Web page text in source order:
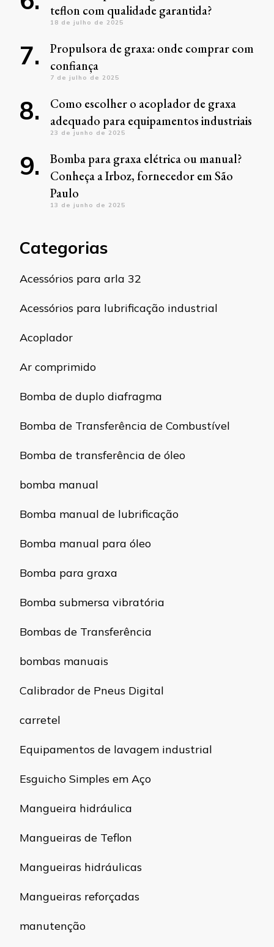
teflon com qualidade garantida?
18 de julho de 2025
Propulsora de graxa: onde comprar com
confiança
7 de julho de 2025
Como escolher o acoplador de graxa
adequado para equipamentos industriais
23 de junho de 2025
Bomba para graxa elétrica ou manual?
Conheça a Irboz, fornecedor em São
Paulo
13 de junho de 2025
Categorias
Acessórios para arla 32
Acessórios para lubrificação industrial
Acoplador
Ar comprimido
Bomba de duplo diafragma
Bomba de Transferência de Combustível
Bomba de transferência de óleo
bomba manual
Bomba manual de lubrificação
Bomba manual para óleo
Bomba para graxa
Bomba submersa vibratória
Bombas de Transferência
bombas manuais
Calibrador de Pneus Digital
carretel
Equipamentos de lavagem industrial
Esguicho Simples em Aço
Mangueira hidráulica
Mangueiras de Teflon
Mangueiras hidráulicas
Mangueiras reforçadas
manutenção